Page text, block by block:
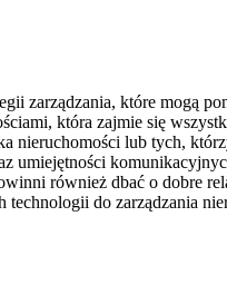
zarządzania, które mogą
która zajmie się
lub tych,
umiejętności
również dbać o dobre
do zarządzania